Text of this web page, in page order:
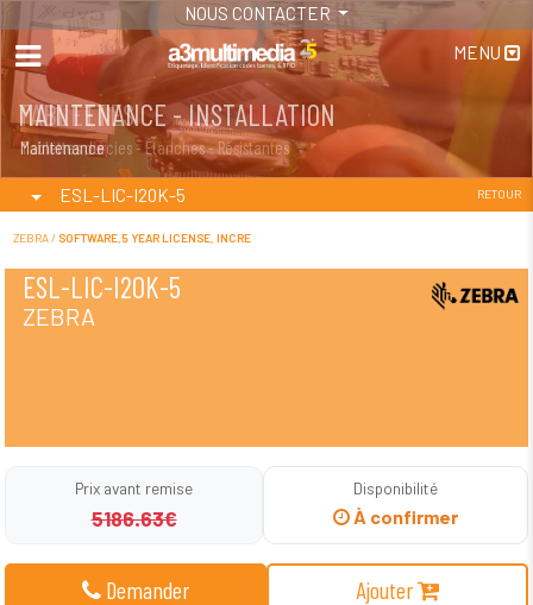
NOUS CONTACTER
MENU
MAINTENANCE - INSTALLATION
Maintenance
TABLETTES
Tablettes durcies - Étanches - Résistantes
ESL-LIC-I20K-5 RETOUR
ZEBRA / SOFTWARE,5 YEAR LICENSE, INCRE
ESL-LIC-I20K-5
ZEBRA
Prix avant remise
5186.63€
Disponibilité
À confirmer
Demander
Ajouter